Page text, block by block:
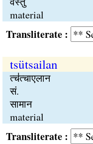
material
:
tsütsailan
त्च॑त्चाएलान
सं.
सामान
material
: